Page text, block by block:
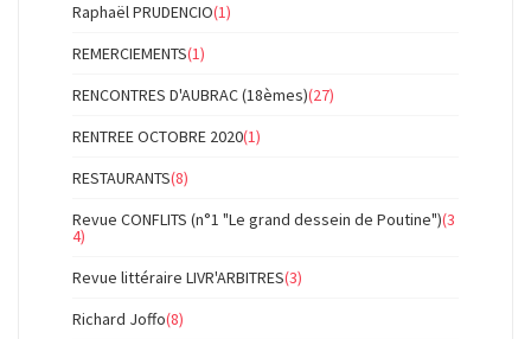
Raphaël PRUDENCIO(1)
REMERCIEMENTS(1)
RENCONTRES D'AUBRAC (18èmes)(27)
RENTREE OCTOBRE 2020(1)
RESTAURANTS(8)
Revue CONFLITS (n°1 "Le grand dessein de Poutine")(3
4)
Revue littéraire LIVR'ARBITRES(3)
Richard Joffo(8)